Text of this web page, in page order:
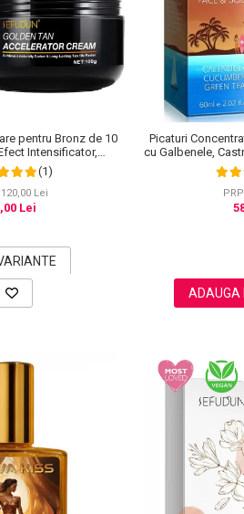
pentru Bronz de 10
Intensificator,
Sefudun, 100 g
(1)
Lei
Lei
Picaturi
cu Galbenele,
si
ADAUGA